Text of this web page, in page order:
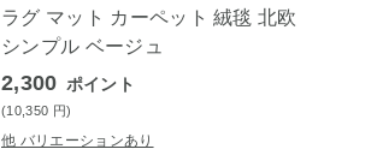
ラグ マット カーペット 絨毯 北欧
シンプル ベージュ
2,300 ポイント
(10,350 円)
他 バリエーションあり